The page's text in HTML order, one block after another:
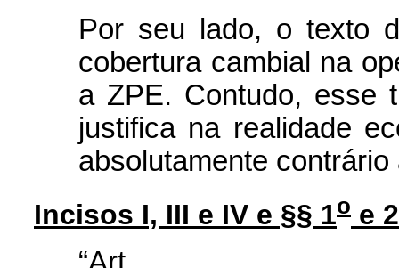
Por seu lado, o texto
cobertura cambial na
a ZPE. Contudo, esse
justifica na realidade
absolutamente
Incisos I, III e IV e §§ 1o e 2